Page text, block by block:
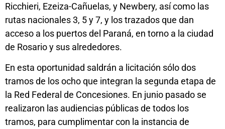
Ricchieri, Ezeiza-Cañuelas, y Newbery, así como las
rutas nacionales 3, 5 y 7, y los trazados que dan
acceso a los puertos del Paraná, en torno a la ciudad
de Rosario y sus alrededores.
En esta oportunidad saldrán a licitación sólo dos
tramos de los ocho que integran la segunda etapa de
la Red Federal de Concesiones. En junio pasado se
realizaron las audiencias públicas de todos los
tramos, para cumplimentar con la instancia de